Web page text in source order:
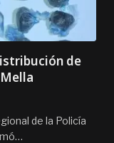
de
de la Policía